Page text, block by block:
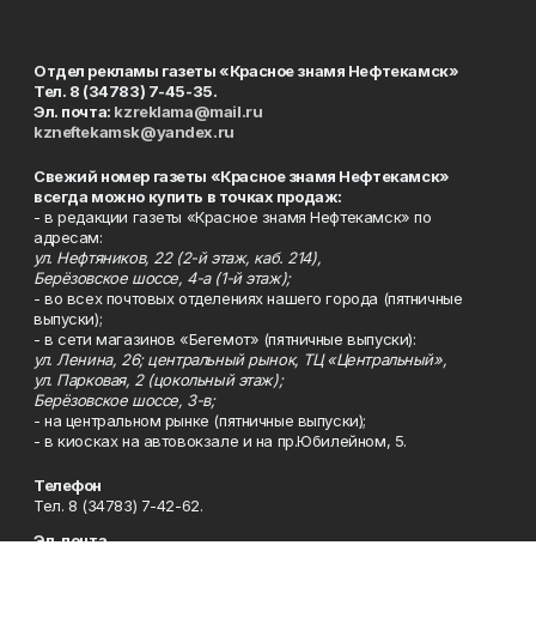
Отдел рекламы газеты «Красное знамя Нефтекамск»
Тел. 8 (34783) 7-45-35.
Эл. почта: kzreklama@mail.ru
kzneftekamsk@yandex.ru
Свежий номер газеты «Красное знамя Нефтекамск»
всегда можно купить в точках продаж:
- в редакции газеты «Красное знамя Нефтекамск» по
адресам:
ул. Нефтяников, 22 (2-й этаж, каб. 214),
Берёзовское шоссе, 4-а (1-й этаж);
- во всех почтовых отделениях нашего города (пятничные
выпуски);
- в сети магазинов «Бегемот» (пятничные выпуски):
ул. Ленина, 26; центральный рынок, ТЦ «Центральный»,
ул. Парковая, 2 (цокольный этаж);
Берёзовское шоссе, 3-в;
- на центральном рынке (пятничные выпуски);
- в киосках на автовокзале и на пр.Юбилейном, 5.
Телефон
Тел. 8 (34783) 7-42-62.
Эл. почта